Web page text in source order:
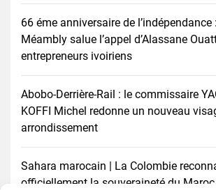
66 éme anniversaire de l’indépendance
Méambly salue l’appel d’Alassane
entrepreneurs ivoiriens
Abobo-Derrière-Rail : le commissaire
KOFFI Michel redonne un nouveau
arrondissement
Sahara marocain | La Colombie
officiellement la souveraineté du